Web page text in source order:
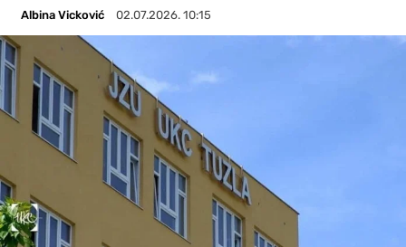
Albina Vicković 02.07.2026. 10:15